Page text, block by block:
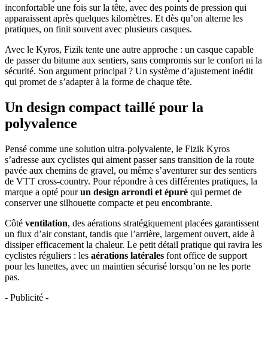
inconfortable une fois sur la tête, avec des points de pression qui
apparaissent après quelques kilomètres. Et dès qu’on alterne les
pratiques, on finit souvent avec plusieurs casques.
Avec le Kyros, Fizik tente une autre approche : un casque capable
de passer du bitume aux sentiers, sans compromis sur le confort ni la
sécurité. Son argument principal ? Un système d’ajustement inédit
qui promet de s’adapter à la forme de chaque tête.
Un design compact taillé pour la
polyvalence
Pensé comme une solution ultra-polyvalente, le Fizik Kyros
s’adresse aux cyclistes qui aiment passer sans transition de la route
pavée aux chemins de gravel, ou même s’aventurer sur des sentiers
de VTT cross-country. Pour répondre à ces différentes pratiques, la
marque a opté pourun design arrondi et épuré qui permet de
conserver une silhouette compacte et peu encombrante.
Côté ventilation, des aérations stratégiquement placées garantissent
un flux d’air constant, tandis que l’arrière, largement ouvert, aide à
dissiper efficacement la chaleur. Le petit détail pratique qui ravira les
cyclistes réguliers : les aérations latérales font office de support
pour les lunettes, avec un maintien sécurisé lorsqu’on ne les porte
pas.
- Publicité -